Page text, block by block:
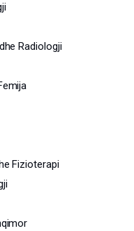
Radiologji
Fizioterapi